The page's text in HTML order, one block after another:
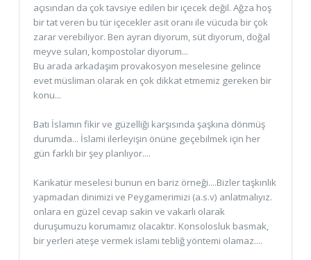
açısından da çok tavsiye edilen bir içecek değil. Ağza hoş
bir tat veren bu tür içecekler asit oranı ile vücuda bir çok
zarar verebiliyor. Ben ayran diyorum, süt diyorum, doğal
meyve suları, kompostolar diyorum...
Bu arada arkadaşım provakosyon meselesine gelince
evet müsliman olarak en çok dikkat etmemiz gereken bir
konu...
Batı İslamın fikir ve güzelliği karşısında şaşkına dönmüş
durumda... İslami ilerleyişin önüne geçebilmek için her
gün farklı bir şey planlıyor....
Karikatür meselesi bunun en bariz örneği....Bizler taşkınlık
yapmadan dinimizi ve Peygamerimizi (a.s.v) anlatmalıyız.
onlara en güzel cevap sakin ve vakarlı olarak
duruşumuzu korumamız olacaktır. Konsolosluk basmak,
bir yerleri ateşe vermek islami tebliğ yöntemi olamaz....